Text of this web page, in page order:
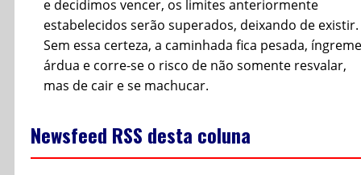
e decidimos vencer, os limites anteriormente
estabelecidos serão superados, deixando de existir.
Sem essa certeza, a caminhada fica pesada,
árdua e corre-se o risco de não somente resvalar,
mas de cair e se machucar.
Newsfeed RSS desta coluna